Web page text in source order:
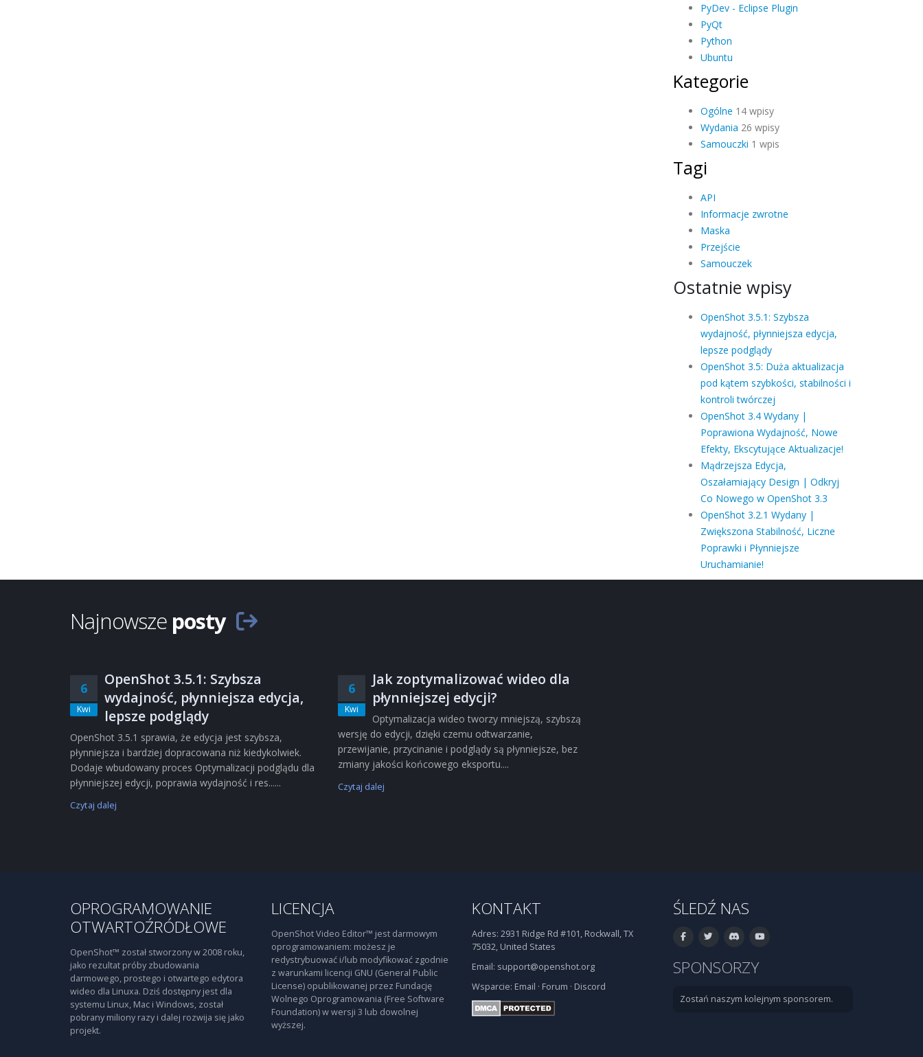
PyDev - Eclipse Plugin
PyQt
Python
Ubuntu
Kategorie
Ogólne 14 wpisy
Wydania 26 wpisy
Samouczki 1 wpis
Tagi
API
Informacje zwrotne
Maska
Przejście
Samouczek
Ostatnie wpisy
OpenShot 3.5.1: Szybsza
wydajność, płynniejsza edycja,
lepsze podglądy
OpenShot 3.5: Duża aktualizacja
pod kątem szybkości, stabilności i
kontroli twórczej
OpenShot 3.4 Wydany |
Poprawiona Wydajność, Nowe
Efekty, Ekscytujące Aktualizacje!
Mądrzejsza Edycja,
Oszałamiający Design | Odkryj
Co Nowego w OpenShot 3.3
OpenShot 3.2.1 Wydany |
Zwiększona Stabilność, Liczne
Poprawki i Płynniejsze
Uruchamianie!
Najnowsze posty
6
Kwi
OpenShot 3.5.1: Szybsza
wydajność, płynniejsza edycja,
lepsze podglądy
OpenShot 3.5.1 sprawia, że edycja jest szybsza,
płynniejsza i bardziej dopracowana niż kiedykolwiek.
Dodaje wbudowany proces Optymalizacji podglądu dla
płynniejszej edycji, poprawia wydajność i res......
Czytaj dalej
6
Kwi
Jak zoptymalizować wideo dla
płynniejszej edycji?
Optymalizacja wideo tworzy mniejszą, szybszą
wersję do edycji, dzięki czemu odtwarzanie,
przewijanie, przycinanie i podglądy są płynniejsze, bez
zmiany jakości końcowego eksportu....
Czytaj dalej
OPROGRAMOWANIE
OTWARTOŹRÓDŁOWE
OpenShot™ został stworzony w 2008 roku,
jako rezultat próby zbudowania
darmowego, prostego i otwartego edytora
wideo dla Linuxa. Dziś dostępny jest dla
systemu Linux, Mac i Windows, został
pobrany miliony razy i dalej rozwija się jako
projekt.
LICENCJA
OpenShot Video Editor™ jest darmowym
oprogramowaniem: możesz je
redystrybuować i/lub modyfikować zgodnie
z warunkami licencji GNU (General Public
License) opublikowanej przez Fundację
Wolnego Oprogramowania (Free Software
Foundation) w wersji 3 lub dowolnej
wyższej.
KONTAKT
Adres: 2931 Ridge Rd #101, Rockwall, TX
75032, United States
Email: support@openshot.org
Wsparcie: Email · Forum · Discord
ŚLEDŹ NAS
SPONSORZY
Zostań naszym kolejnym sponsorem.